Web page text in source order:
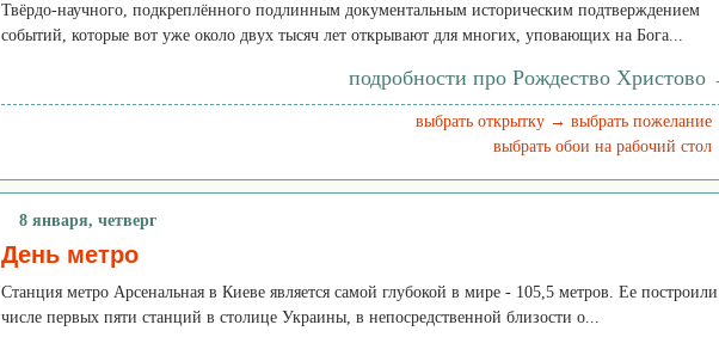
Твёрдо-научного, подкреплённого подлинным документальным историческим подтверждением
событий, которые вот уже около двух тысяч лет открывают для многих, уповающих на Бога...
подробности про Рождество Христово
выбрать открытку → выбрать
выбрать обои на рабочий
8 января, четверг
День метро
Станция метро Арсенальная в Киеве является самой глубокой в мире - 105,5 метров. Ее
числе первых пяти станций в столице Украины, в непосредственной близости о...